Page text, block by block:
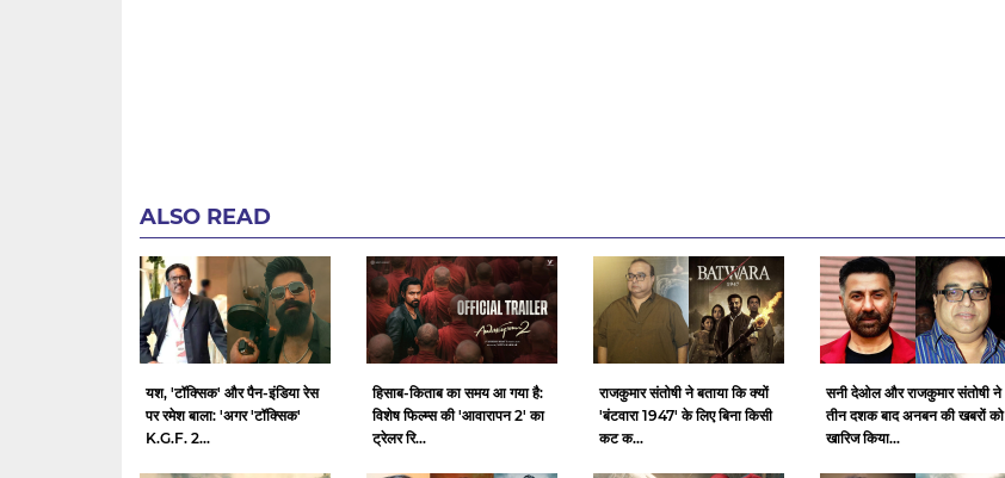
ALSO READ
यश, 'टॉक्सिक' और पैन-इंडिया रेस
पर रमेश बाला: 'अगर 'टॉक्सिक'
K.G.F. 2...
हिसाब-किताब का समय आ गया है:
विशेष फिल्म्स की 'आवारापन 2' का
ट्रेलर रि...
राजकुमार संतोषी ने बताया कि क्यों
'बंटवारा 1947' के लिए बिना किसी
कट क...
सनी देओल और राजकुमार संतोषी ने
तीन दशक बाद अनबन की खबरों को
खारिज किया...